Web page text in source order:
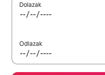
Dolazak
Odlazak